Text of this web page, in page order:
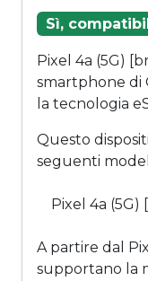
Sì,
Pixel 4a (5G)
smartphone di
la tecnologia
Questo
seguenti
Pixel 4a (5G)
A partire dal
supportano la